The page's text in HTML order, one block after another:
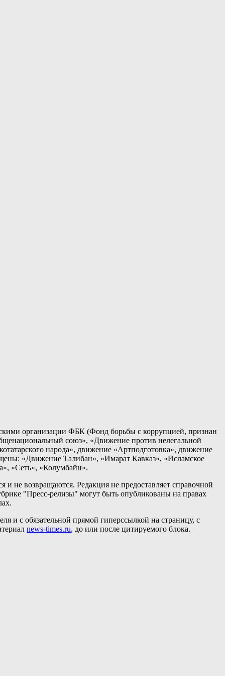
организации ФБК (Фонд борьбы с коррупцией, признан
союз», «Движение против нелегальной
народа», движение «Артподготовка», движение
«Движение Талибан», «Имарат Кавказ», «Исламское
«Сеть», «Колумбайн».
не возвращаются. Редакция не предоставляет справочной
"Пресс-релизы" могут быть опубликованы на правах
и с обязательной прямой гиперссылкой на страницу, с
news-times.ru, до или после цитируемого блока.